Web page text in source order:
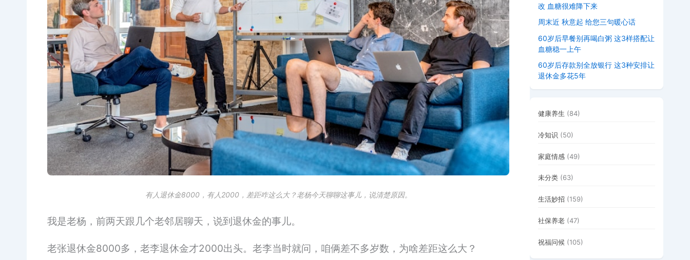
有人退休金8000，有人2000，差距咋这么大？老杨今天聊聊这事儿，说清楚原因。
我是老杨，前两天跟几个老邻居聊天，说到退休金的事儿。
老张退休金8000多，老李退休金才2000出头。老李当时就问，咱俩差不多岁数，为啥差距这么大？
改 血糖很难降下来
周末近 秋意起 给您三句暖心话
60岁后早餐别再喝白粥 这3样搭配让
血糖稳一上午
60岁后存款别全放银行 这3种安排让
退休金多花5年
健康养生 (84)
冷知识 (50)
家庭情感 (49)
未分类 (63)
生活妙招 (159)
社保养老 (47)
祝福问候 (105)